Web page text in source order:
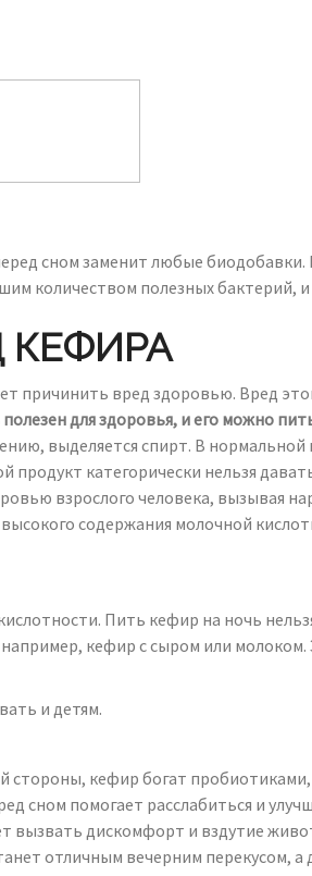
сном заменит любые
полезных бактерий, и
КЕФИРА
вред здоровью. Вред
для здоровья, и его можно
выделяется спирт. В
категорически нельзя
взрослого человека, вызывая
содержания молочной
Пить кефир на ночь
кефир с сыром или
и детям.
кефир богат
помогает расслабиться и
дискомфорт и вздутие
отличным вечерним перекусом,